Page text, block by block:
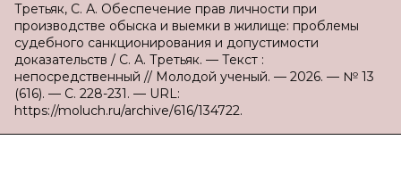
Третьяк, С. А. Обеспечение прав личности при
производстве обыска и выемки в жилище: проблемы
судебного санкционирования и допустимости
доказательств / С. А. Третьяк. — Текст :
непосредственный // Молодой ученый. — 2026. — № 13
(616). — С. 228-231. — URL:
https://moluch.ru/archive/616/134722.